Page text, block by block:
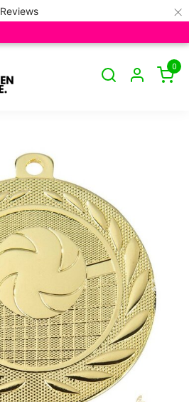
Reviews ×
0